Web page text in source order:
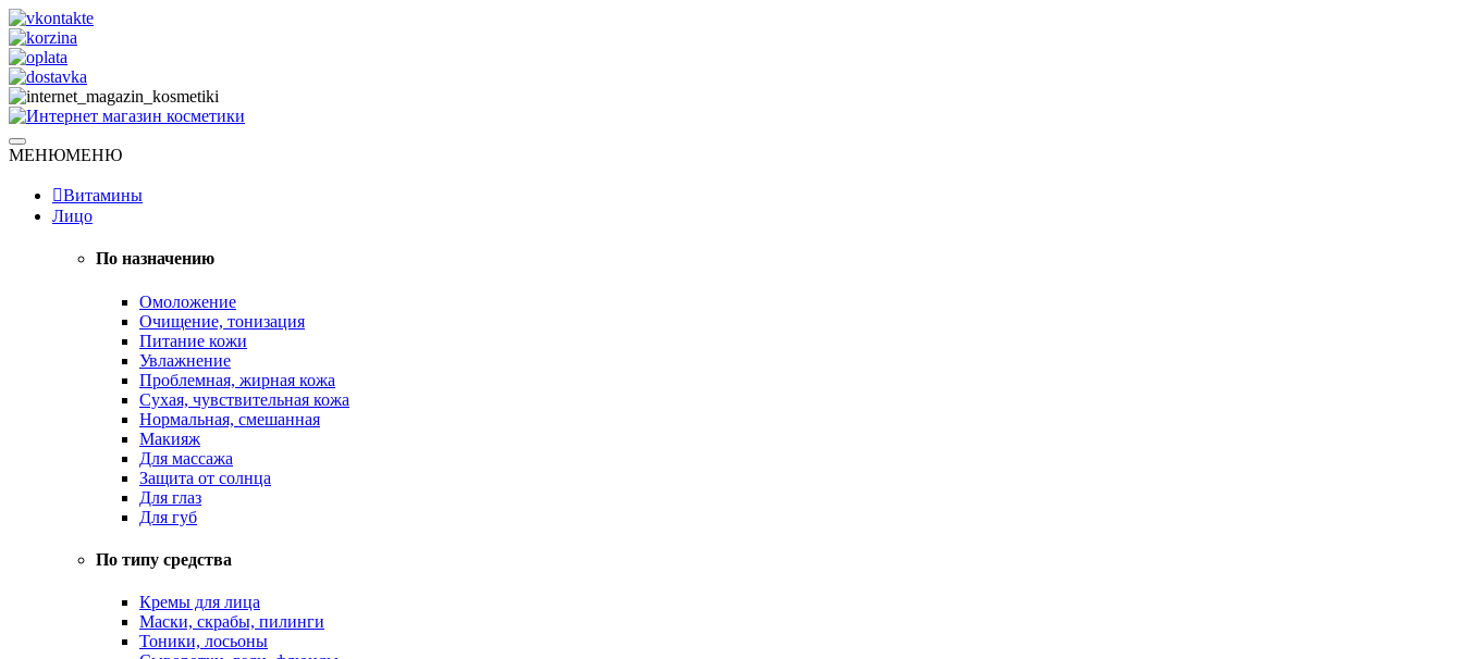
Skip
to
content
Интернет магазин косметики
Натуральная косметика
МЕНЮМЕНЮ
Витамины
Лицо
По назначению
Омоложение
Очищение, тонизация
Питание кожи
Увлажнение
Проблемная, жирная кожа
Сухая, чувствительная кожа
Нормальная, смешанная
Макияж
Для массажа
Защита от солнца
Для глаз
Для губ
По типу средства
Кремы для лица
Маски, скрабы, пилинги
Тоники, лосьоны